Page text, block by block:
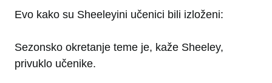
Evo kako su Sheeleyini učenici bili izloženi:
Sezonsko okretanje teme je, kaže Sheeley,
privuklo učenike.